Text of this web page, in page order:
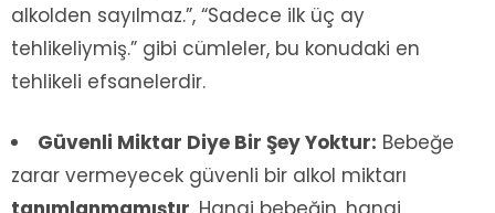
alkolden sayılmaz.”, “Sadece ilk üç ay
tehlikeliymiş.” gibi cümleler, bu konudaki en
tehlikeli efsanelerdir.
Güvenli Miktar Diye Bir Şey Yoktur: Bebeğe
zarar vermeyecek güvenli bir alkol miktarı